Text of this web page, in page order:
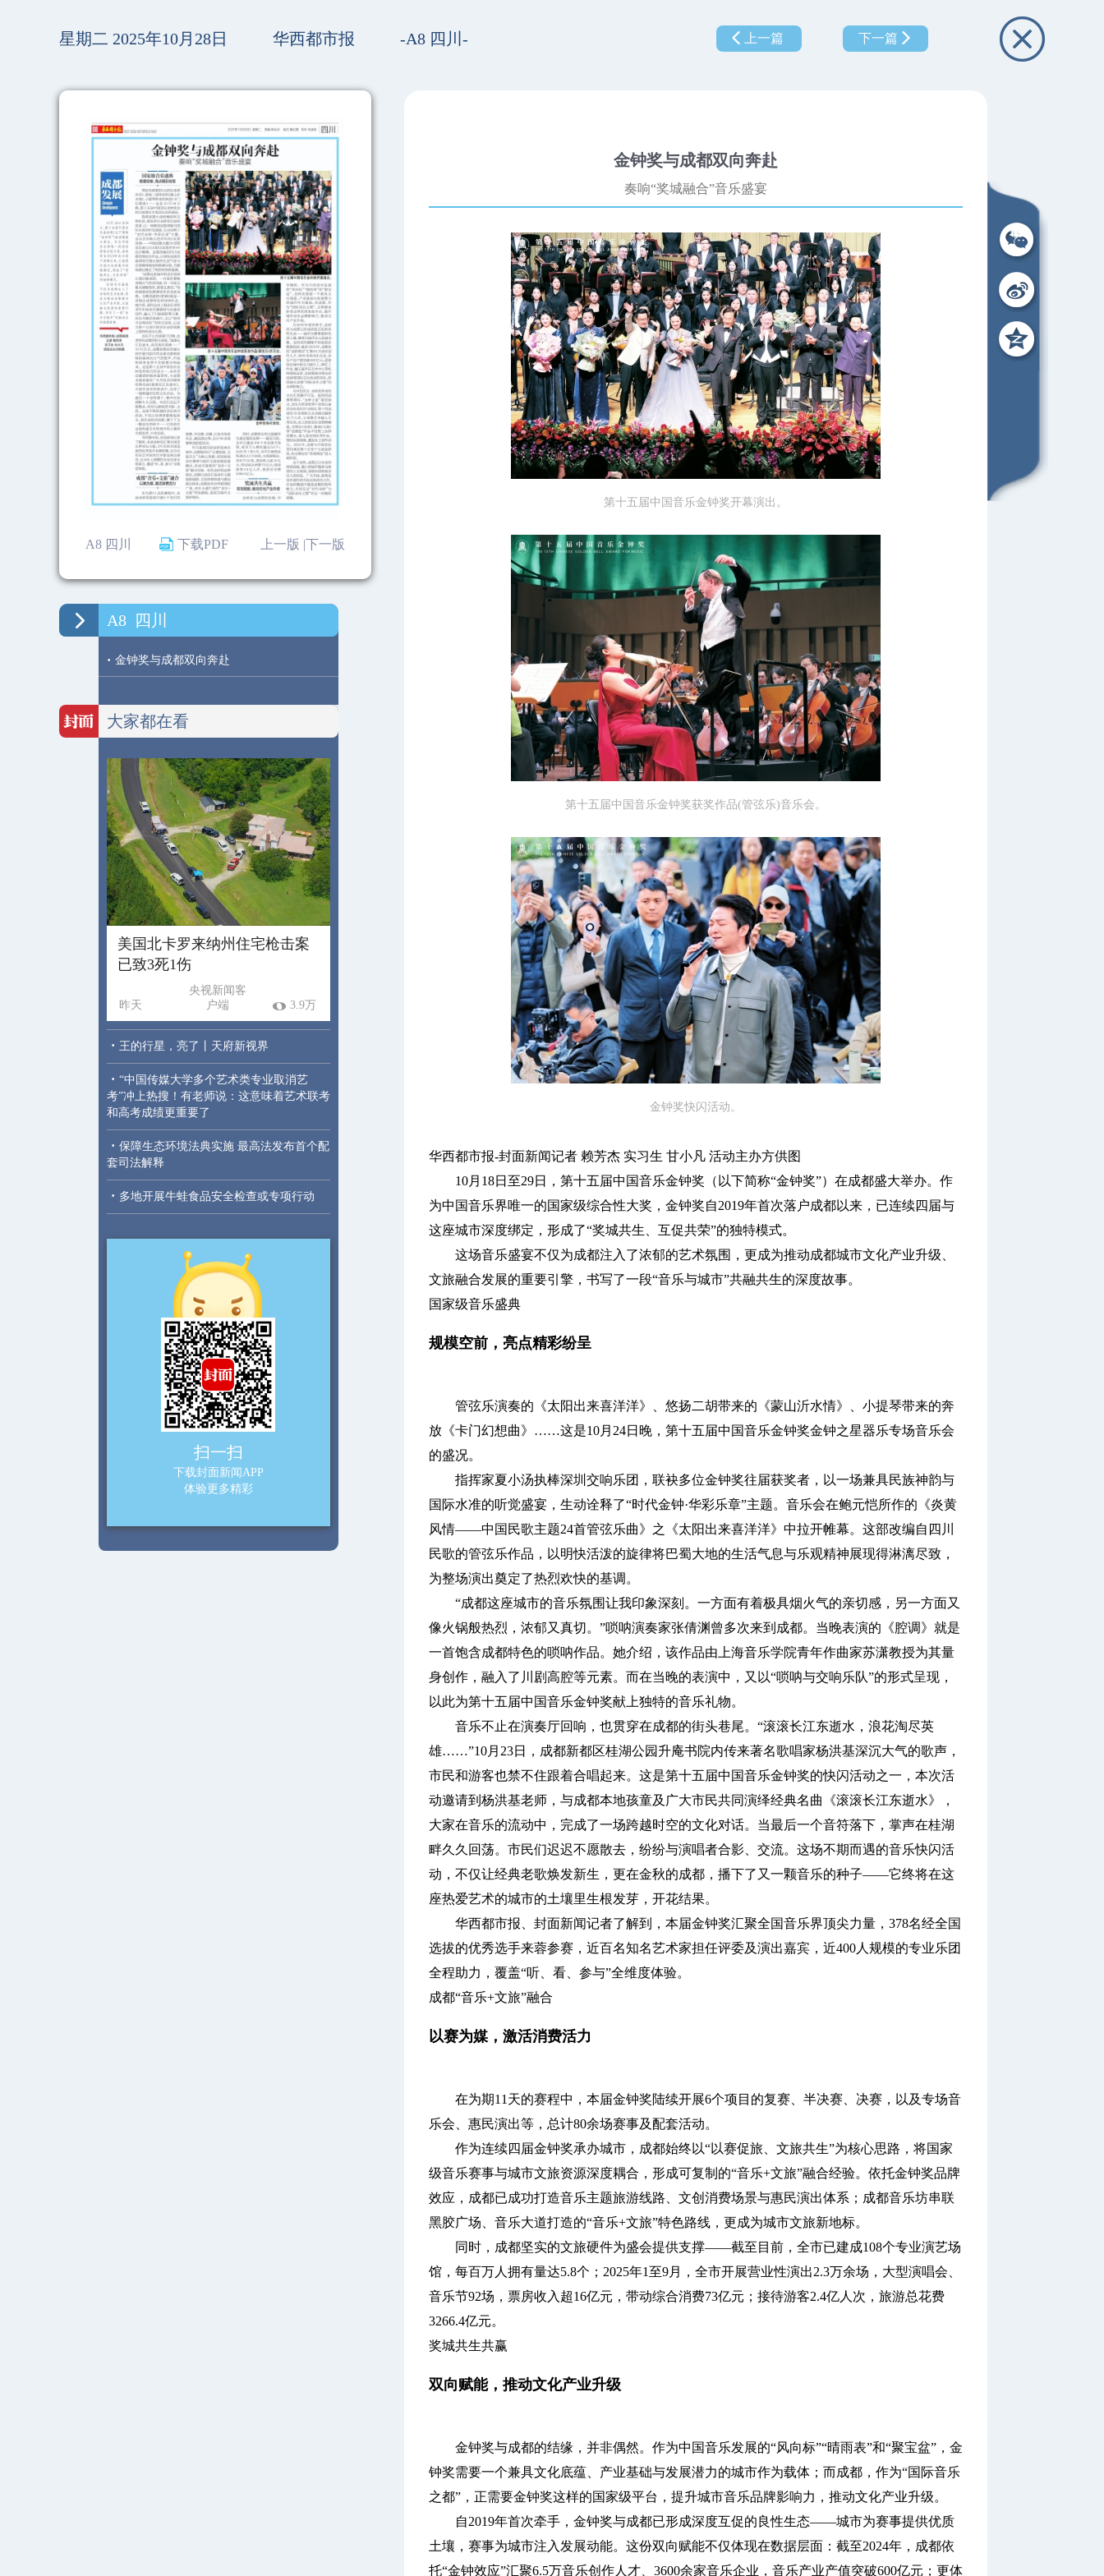
星期二 2025年10月28日 华西都市报 -A8 四川- 上一篇 下一篇
A8 四川 下载PDF 下一版
上一版 |
A8 四川
· 金钟奖与成都双向奔赴
大家都在看
美国北卡罗来纳州住宅枪击案
已致3死1伤
昨天
央视新闻客
户端
3.9万
· 王的行星，亮了丨天府新视界
· “中国传媒大学多个艺术类专业取消艺
考”冲上热搜！有老师说：这意味着艺术联考
和高考成绩更重要了
· 保障生态环境法典实施 最高法发布首个配
套司法解释
· 多地开展牛蛙食品安全检查或专项行动
扫一扫
下载封面新闻APP
体验更多精彩
金钟奖与成都双向奔赴
奏响“奖城融合”音乐盛宴
第十五届中国音乐金钟奖开幕演出。
第十五届中国音乐金钟奖获奖作品(管弦乐)音乐会。
金钟奖快闪活动。
华西都市报-封面新闻记者 赖芳杰 实习生 甘小凡 活动主办方供图
10月18日至29日，第十五届中国音乐金钟奖（以下简称“金钟奖”）在成都盛大举办。作
为中国音乐界唯一的国家级综合性大奖，金钟奖自2019年首次落户成都以来，已连续四届与
这座城市深度绑定，形成了“奖城共生、互促共荣”的独特模式。
这场音乐盛宴不仅为成都注入了浓郁的艺术氛围，更成为推动成都城市文化产业升级、
文旅融合发展的重要引擎，书写了一段“音乐与城市”共融共生的深度故事。
国家级音乐盛典
规模空前，亮点精彩纷呈
管弦乐演奏的《太阳出来喜洋洋》、悠扬二胡带来的《蒙山沂水情》、小提琴带来的奔
放《卡门幻想曲》……这是10月24日晚，第十五届中国音乐金钟奖金钟之星器乐专场音乐会
的盛况。
指挥家夏小汤执棒深圳交响乐团，联袂多位金钟奖往届获奖者，以一场兼具民族神韵与
国际水准的听觉盛宴，生动诠释了“时代金钟·华彩乐章”主题。音乐会在鲍元恺所作的《炎黄
风情——中国民歌主题24首管弦乐曲》之《太阳出来喜洋洋》中拉开帷幕。这部改编自四川
民歌的管弦乐作品，以明快活泼的旋律将巴蜀大地的生活气息与乐观精神展现得淋漓尽致，
为整场演出奠定了热烈欢快的基调。
“成都这座城市的音乐氛围让我印象深刻。一方面有着极具烟火气的亲切感，另一方面又
像火锅般热烈，浓郁又真切。”唢呐演奏家张倩渊曾多次来到成都。当晚表演的《腔调》就是
一首饱含成都特色的唢呐作品。她介绍，该作品由上海音乐学院青年作曲家苏潇教授为其量
身创作，融入了川剧高腔等元素。而在当晚的表演中，又以“唢呐与交响乐队”的形式呈现，
以此为第十五届中国音乐金钟奖献上独特的音乐礼物。
音乐不止在演奏厅回响，也贯穿在成都的街头巷尾。“滚滚长江东逝水，浪花淘尽英
雄……”10月23日，成都新都区桂湖公园升庵书院内传来著名歌唱家杨洪基深沉大气的歌声，
市民和游客也禁不住跟着合唱起来。这是第十五届中国音乐金钟奖的快闪活动之一，本次活
动邀请到杨洪基老师，与成都本地孩童及广大市民共同演绎经典名曲《滚滚长江东逝水》，
大家在音乐的流动中，完成了一场跨越时空的文化对话。当最后一个音符落下，掌声在桂湖
畔久久回荡。市民们迟迟不愿散去，纷纷与演唱者合影、交流。这场不期而遇的音乐快闪活
动，不仅让经典老歌焕发新生，更在金秋的成都，播下了又一颗音乐的种子——它终将在这
座热爱艺术的城市的土壤里生根发芽，开花结果。
华西都市报、封面新闻记者了解到，本届金钟奖汇聚全国音乐界顶尖力量，378名经全国
选拔的优秀选手来蓉参赛，近百名知名艺术家担任评委及演出嘉宾，近400人规模的专业乐团
全程助力，覆盖“听、看、参与”全维度体验。
成都“音乐+文旅”融合
以赛为媒，激活消费活力
在为期11天的赛程中，本届金钟奖陆续开展6个项目的复赛、半决赛、决赛，以及专场音
乐会、惠民演出等，总计80余场赛事及配套活动。
作为连续四届金钟奖承办城市，成都始终以“以赛促旅、文旅共生”为核心思路，将国家
级音乐赛事与城市文旅资源深度耦合，形成可复制的“音乐+文旅”融合经验。依托金钟奖品牌
效应，成都已成功打造音乐主题旅游线路、文创消费场景与惠民演出体系；成都音乐坊串联
黑胶广场、音乐大道打造的“音乐+文旅”特色路线，更成为城市文旅新地标。
同时，成都坚实的文旅硬件为盛会提供支撑——截至目前，全市已建成108个专业演艺场
馆，每百万人拥有量达5.8个；2025年1至9月，全市开展营业性演出2.3万余场，大型演唱会、
音乐节92场，票房收入超16亿元，带动综合消费73亿元；接待游客2.4亿人次，旅游总花费
3266.4亿元。
奖城共生共赢
双向赋能，推动文化产业升级
金钟奖与成都的结缘，并非偶然。作为中国音乐发展的“风向标”“晴雨表”和“聚宝盆”，金
钟奖需要一个兼具文化底蕴、产业基础与发展潜力的城市作为载体；而成都，作为“国际音乐
之都”，正需要金钟奖这样的国家级平台，提升城市音乐品牌影响力，推动文化产业升级。
自2019年首次牵手，金钟奖与成都已形成深度互促的良性生态——城市为赛事提供优质
土壤，赛事为城市注入发展动能。这份双向赋能不仅体现在数据层面：截至2024年，成都依
托“金钟效应”汇聚6.5万音乐创作人才、3600余家音乐企业，音乐产业产值突破600亿元；更体